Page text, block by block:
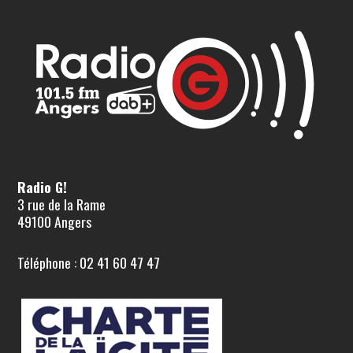
Radio G!
3 rue de la Rame
49100 Angers
Téléphone : 02 41 60 47 47